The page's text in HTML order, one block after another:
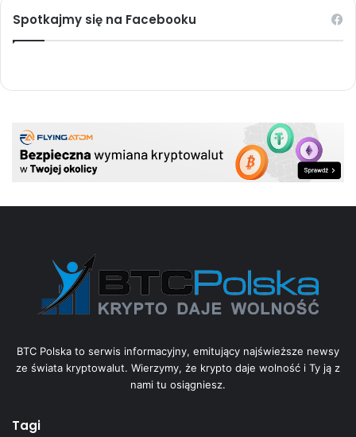
Spotkajmy się na Facebooku
BTC Polska to serwis informacyjny, emitujący najświeższe newsy
ze świata kryptowalut. Wierzymy, że krypto daje wolność i Ty ją z
nami tu osiągniesz.
Tagi